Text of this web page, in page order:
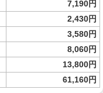
7,190円
2,430円
3,580円
8,060円
13,800円
61,160円